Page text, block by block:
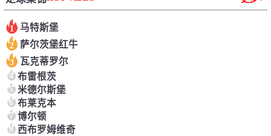
1 马特斯堡
2 萨尔茨堡红牛
3 瓦克蒂罗尔
4 布雷根茨
5 米德尔斯堡
6 布莱克本
7 博尔顿
8 西布罗姆维奇